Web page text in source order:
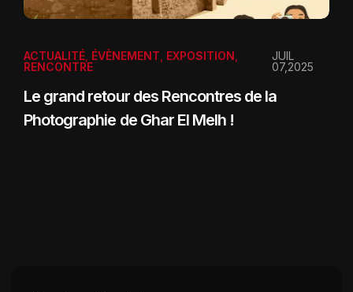
ACTUALITÉ ÉVÈNEMENT EXPOSITION
RENCONTRE
JUIL
07,2025
Le grand retour des Rencontres de la
Photographie de Ghar El Melh !